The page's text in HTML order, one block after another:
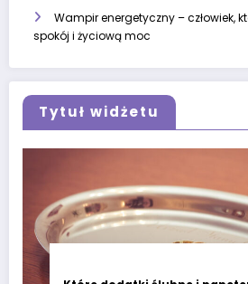
Wampir energetyczny – człowiek,
spokój i życiową moc
Tytuł widżetu